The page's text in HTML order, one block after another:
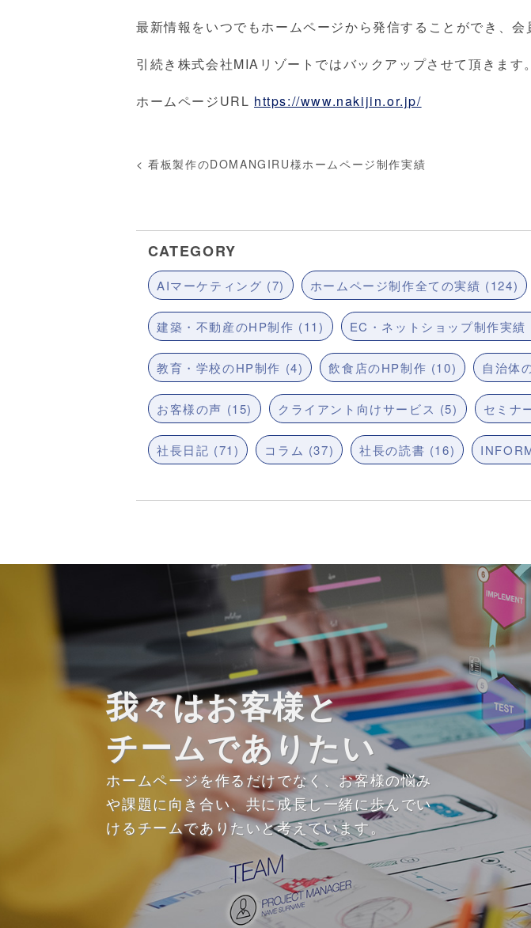
最新情報をいつでもホームページから発信することができ、
引続き株式会社MIAリゾートではバックアップさせて頂きます。
ホームページURL https://www.nakijin.or.jp/
<看板製作のDOMANGIRU様ホームページ制作実績
CATEGORY
AIマーケティング (7) ホームページ制作全ての実績 (124)
建築・不動産のHP制作 (11) EC・ネットショップ制作実績
教育・学校のHP制作 (4) 飲食店のHP制作 (10) 自治体
お客様の声 (15) クライアント向けサービス (5) セミナ
社長日記 (71) コラム (37) 社長の読書 (16)
我々はお客様と
チームでありたい
ホームページを作るだけでなく、お客様の悩み
や課題に向き合い、共に成長し一緒に歩んでい
けるチームでありたいと考えています。